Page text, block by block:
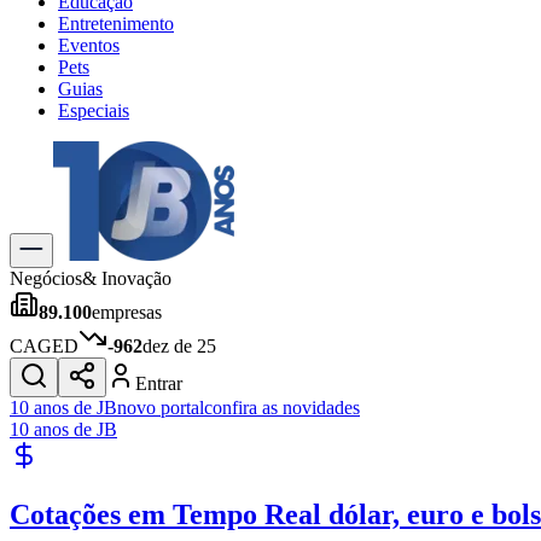
Entretenimento
Eventos
Pets
Guias
Especiais
Explore Tudo
Últimas Notícias
Previsão do Tempo
Trânsito e Rotas
Dia a Dia & Lazer
Gastronomia
Cinema & Shows
JogosNovo
Para Sua Empresa
Publicidade Legal
Negócios& Inovação
89.100empresas
CAGED
-962dez de 25
Entrar
10 anos de JBnovo portalconfira as novidades
10 anos de JB
Cotações em Tempo Real dólar, euro e